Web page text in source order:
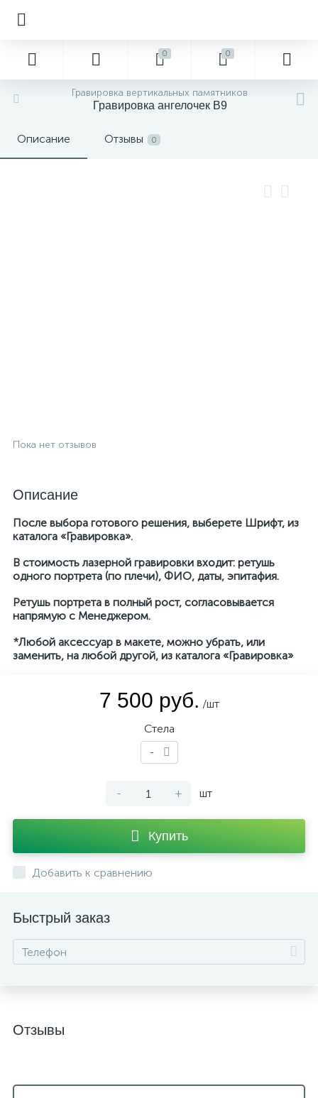
0 0
Гравировка вертикальных памятников
Гравировка ангелочек В9
Описание Отзывы 0
Пока нет отзывов
Описание
После выбора готового решения, выберете Шрифт, из
каталога «Гравировка».
В стоимость лазерной гравировки входит: ретушь
одного портрета (по плечи), ФИО, даты, эпитафия.
Ретушь портрета в полный рост, согласовывается
напрямую с Менеджером.
*Любой аксессуар в макете, можно убрать, или
заменить, на любой другой, из каталога «Гравировка»
7 500 руб. /шт
Стела
-
- + шт
Купить
Добавить к сравнению
Быстрый заказ
Отзывы